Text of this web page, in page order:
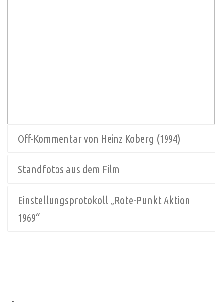
Off-Kommentar von Heinz Koberg (1994)
Standfotos aus dem Film
Einstellungsprotokoll „Rote-Punkt Aktion
1969“